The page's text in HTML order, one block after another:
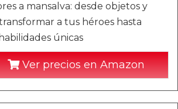
a mansalva: desde objetos y
a tus héroes hasta
únicas
Ver precios en Amazon